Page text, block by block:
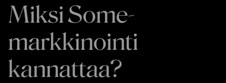
Miksi Some-
markkinointi
kannattaa?